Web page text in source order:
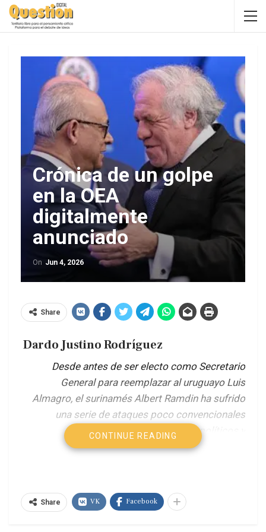
Crónica de un golpe
en la OEA
digitalmente
anunciado
On Jun 4, 2026
Share
Dardo Justino Rodríguez
Desde antes de ser electo como Secretario
General para reemplazar al uruguayo Luis
Almagro, el surinamés Albert Ramdin ha sufrido
una serie de ataques poco convencionales
procedentes de sectores políticos y
representantes de estados miembros de la
medios digitales del continente, notorios por su
débil apego a la verdad.
CONTINUE READING
Share VK Facebook